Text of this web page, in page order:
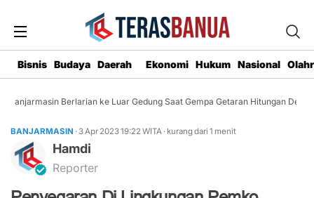
Bisnis Budaya Daerah Ekonomi Hukum Nasional
Banjarmasin Berlarian ke Luar Gedung Saat Gempa Getaran Hitungan Detik
BANJARMASIN · 3 Apr 202319:22WITA · kurang dari 1 menit
Hamdi
Reporter